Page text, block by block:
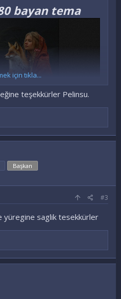
bayan tema
için tıkla...
teşekkürler Pelinsu.
Başkan
#3
yüregine saglik tesekkürler